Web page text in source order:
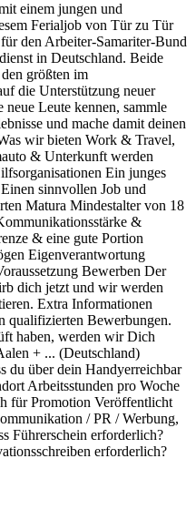
einem jungen und
Ferialjob von Tür zu Tür
den Arbeiter-Samariter-Bund
in Deutschland. Beide
größten im
die Unterstützung neuer
Leute kennen, sammle
und mache damit deinen
wir bieten Work & Travel,
& Unterkunft werden
Ein junges
sinnvollen Job und
Matura Mindestalter von 18
&
& eine gute Portion
Eigenverantwortung
Bewerben Der
dich jetzt und wir werden
Extra Informationen
qualifizierten Bewerbungen.
haben, werden wir Dich
+ ... (Deutschland)
du über dein Handyerreichbar
Arbeitsstunden pro Woche
für Promotion Veröffentlicht
/ PR / Werbung,
Führerschein erforderlich?
erforderlich?